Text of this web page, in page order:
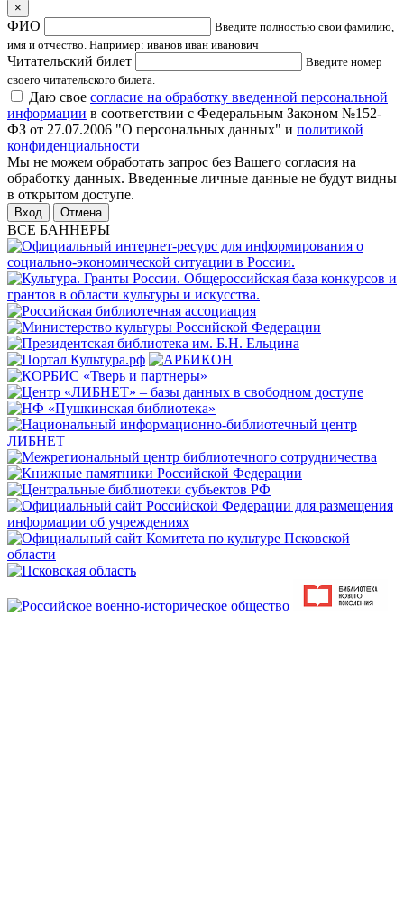
×
ФИО
Введите полностью свои фамилию,
имя и отчество. Например: иванов иван иванович
Читательский билет
Введите номер
своего читательского билета.
Даю свое согласие на обработку введенной персональной
информации в соответствии с Федеральным Законом №152-
ФЗ от 27.07.2006 "О персональных данных" и политикой
конфиденциальности
Мы не можем обработать запрос без Вашего согласия на
обработку данных. Введенные личные данные не будут видны
в открытом доступе.
Отмена
ВСЕ БАННЕРЫ